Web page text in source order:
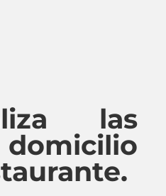
las
domicilio